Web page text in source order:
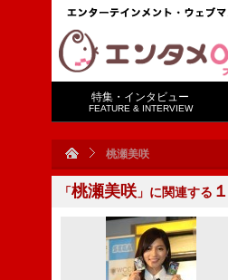
特集・インタビュー
FEATURE & INTERVIEW
桃瀬美咲
「桃瀬美咲 」に関連する １